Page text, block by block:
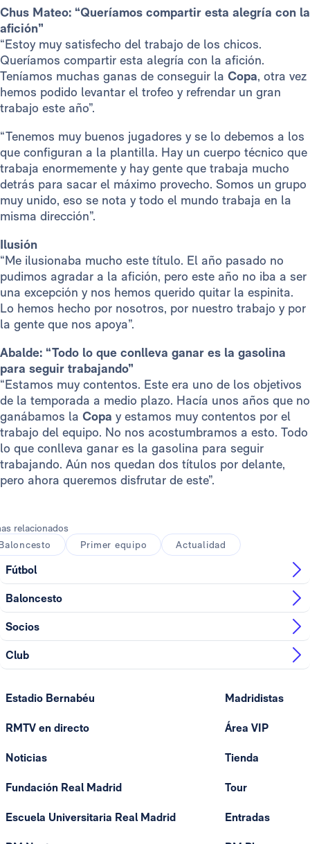
Chus Mateo: “Queríamos compartir esta alegría con la
afición”
“Estoy muy satisfecho del trabajo de los chicos.
Queríamos compartir esta alegría con la afición.
Teníamos muchas ganas de conseguir la Copa, otra vez
hemos podido levantar el trofeo y refrendar un gran
trabajo este año”.
“Tenemos muy buenos jugadores y se lo debemos a los
que configuran a la plantilla. Hay un cuerpo técnico que
trabaja enormemente y hay gente que trabaja mucho
detrás para sacar el máximo provecho. Somos un grupo
muy unido, eso se nota y todo el mundo trabaja en la
misma dirección”.
Ilusión
“Me ilusionaba mucho este título. El año pasado no
pudimos agradar a la afición, pero este año no iba a ser
una excepción y nos hemos querido quitar la espinita.
Lo hemos hecho por nosotros, por nuestro trabajo y por
la gente que nos apoya”.
Abalde: “Todo lo que conlleva ganar es la gasolina
para seguir trabajando”
“Estamos muy contentos. Este era uno de los objetivos
de la temporada a medio plazo. Hacía unos años que no
ganábamos la Copa y estamos muy contentos por el
trabajo del equipo. No nos acostumbramos a esto. Todo
lo que conlleva ganar es la gasolina para seguir
trabajando. Aún nos quedan dos títulos por delante,
pero ahora queremos disfrutar de este”.
relacionados
Primer equipo Actualidad
Fútbol
Baloncesto
Socios
Club
Estadio Bernabéu
RMTV en directo
Noticias
Fundación Real Madrid
Escuela Universitaria Real Madrid
Madridistas
Área VIP
Tienda
Tour
Entradas